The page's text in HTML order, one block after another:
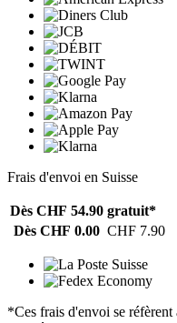
Frais d'envoi en Suisse
Dès CHF 54.90 gratuit*
Dès CHF 0.00 CHF 7.90
*Ces frais d'envoi se